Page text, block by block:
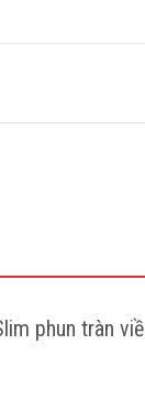
phun tràn